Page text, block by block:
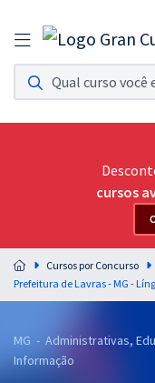
Assinatura
Acesso a todos os cursos.
Assinatura OAB
Acesso ilimitado a toda
Residências
Preparação completa e
residências em saúde do
Assinatura Ilimitada
cursos
Cursos por Concurso
MG - Administrativas,
Informação